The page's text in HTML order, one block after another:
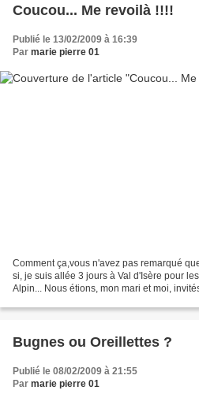
Coucou... Me revoilà !!!!
Publié le 13/02/2009 à 16:39
Par marie pierre 01
Comment ça,vous n'avez pas remarqué
si, je suis allée 3 jours à Val d'Isère pour
Alpin... Nous étions, mon mari et moi,
Bugnes ou Oreillettes ?
Publié le 08/02/2009 à 21:55
Par marie pierre 01